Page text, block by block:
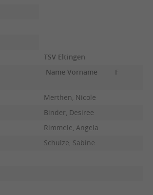
TSV Eltingen
Name Vorname F
Merthen, Nicole
Binder, Desiree
Rimmele, Angela
Schulze, Sabine